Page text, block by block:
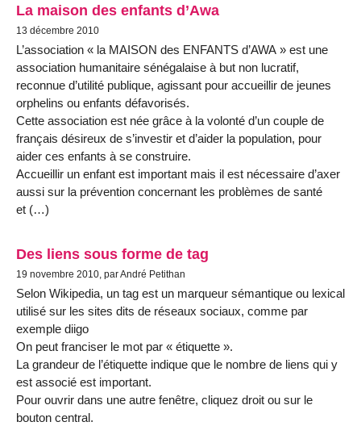
La maison des enfants d’Awa
13 décembre 2010
L’association « la MAISON des ENFANTS d’AWA » est une
association humanitaire sénégalaise à but non lucratif,
reconnue d’utilité publique, agissant pour accueillir de jeunes
orphelins ou enfants défavorisés.
Cette association est née grâce à la volonté d’un couple de
français désireux de s’investir et d’aider la population, pour
aider ces enfants à se construire.
Accueillir un enfant est important mais il est nécessaire d’axer
aussi sur la prévention concernant les problèmes de santé
et (…)
Des liens sous forme de tag
19 novembre 2010, par André Petithan
Selon Wikipedia, un tag est un marqueur sémantique ou lexical
utilisé sur les sites dits de réseaux sociaux, comme par
exemple diigo
On peut franciser le mot par « étiquette ».
La grandeur de l’étiquette indique que le nombre de liens qui y
est associé est important.
Pour ouvrir dans une autre fenêtre, cliquez droit ou sur le
bouton central.